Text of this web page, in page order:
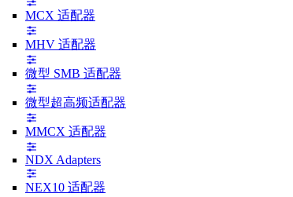
MCX 适配器
MHV 适配器
微型 SMB 适配器
微型超高频适配器
MMCX 适配器
NDX Adapters
NEX10 适配器